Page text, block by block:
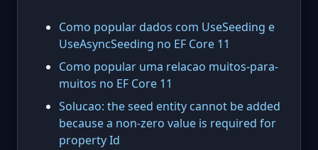
Como popular dados com UseSeeding e
UseAsyncSeeding no EF Core 11
Como popular uma relacao muitos-para-
muitos no EF Core 11
Solucao: the seed entity cannot be added
because a non-zero value is required for
property Id